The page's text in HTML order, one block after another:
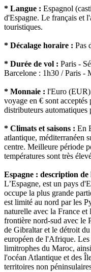
* Langue : Espagnol
d'Espagne. Le français et
touristiques.
* Décalage horaire : Pas
* Durée de vol : Paris -
Barcelone : 1h30 / Paris -
* Monnaie : l'Euro
voyage en € sont acceptés
distributeurs automatiques
* Climats et saisons : En
atlantique, méditerranéen
centre. Meilleure période
températures sont très
Espagne : description de
L’Espagne, est un pays
occupe la plus grande
est limité au nord par les
naturelle avec la France
frontière nord-sud avec le
de Gibraltar et le détroit
européen de l'Afrique.
limitrophes du Maroc,
l'océan Atlantique et des
territoires non